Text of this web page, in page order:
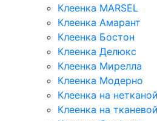
Клеенка MARSEL
Клеенка Амарант
Клеенка Бостон
Клеенка Делюкс
Клеенка Мирелла
Клеенка Модерно
Клеенка на
Клеенка на